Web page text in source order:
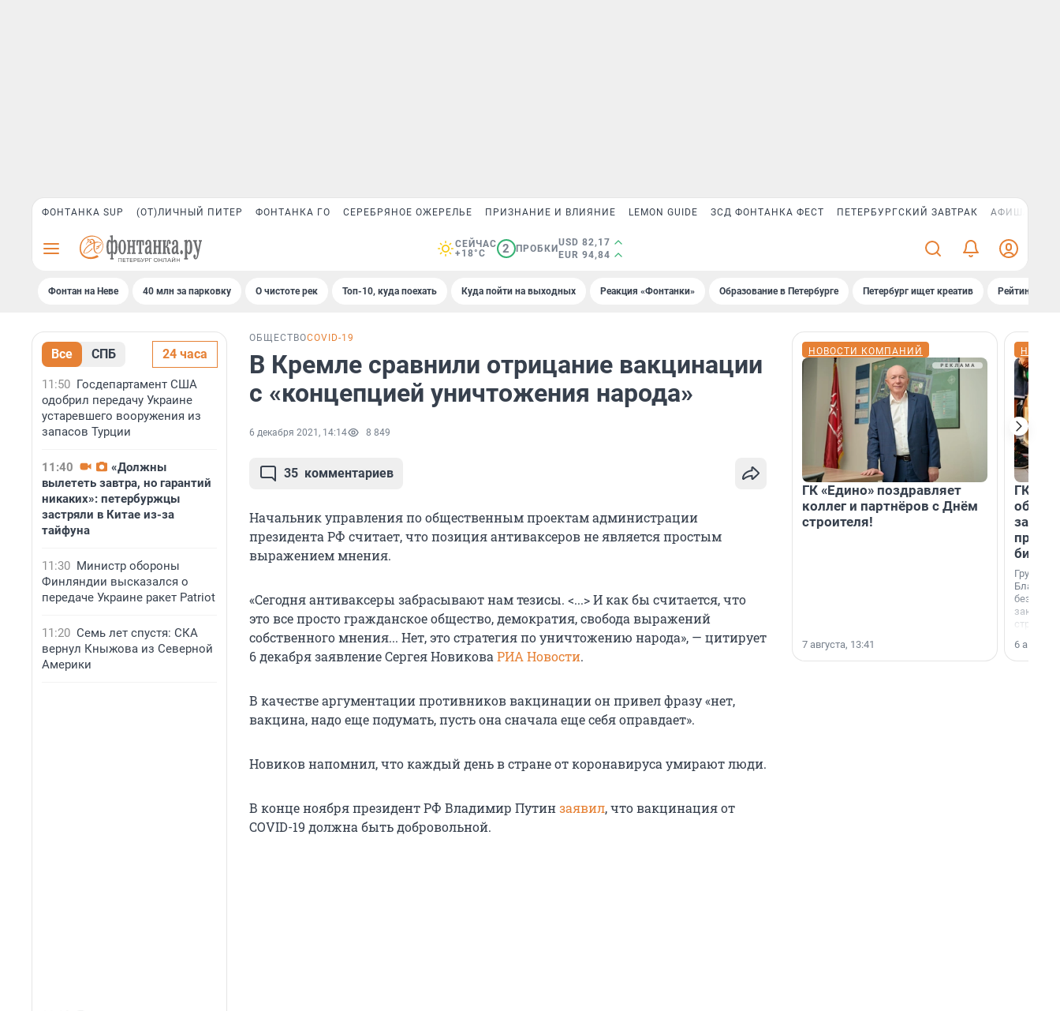
ФОНТАНКА SUP (ОТ)ЛИЧНЫЙ ПИТЕР ФОНТАНКА ГО СЕРЕБРЯНОЕ ОЖЕРЕЛЬЕ ПРИЗНАНИЕ И ВЛИЯНИЕ LEMON GUIDE ЗСД ФОНТАНКА ФЕСТ ПЕТЕРБУРГСКИЙ ЗАВТРАК АФИША PLUS
СЕЙЧАС
+18°C
2 ПРОБКИ
USD 82,17
EUR 94,84
Фонтан на Неве 40 млн за парковку О чистоте рек Топ-10, куда поехать Куда пойти на выходных Реакция «Фонтанки» Образование в Петербурге Петербург ищет креатив Рейтинги
Все СПБ 24 часа
11:50 Госдепартамент США
одобрил передачу Украине
устаревшего вооружения из
запасов Турции
11:40
«Должны
вылететь завтра, но гарантий
никаких»: петербуржцы
застряли в Китае из-за
тайфуна
11:30 Министр обороны
Финляндии высказался о
передаче Украине ракет Patriot
11:20 Семь лет спустя: СКА
вернул Кныжова из Северной
Америки
ОБЩЕСТВОCOVID-19
В Кремле сравнили отрицание вакцинации
с «концепцией уничтожения народа»
6 декабря 2021, 14:14 8 849
35 комментариев
Начальник управления по общественным проектам администрации
президента РФ считает, что позиция антиваксеров не является простым
выражением мнения.
«Сегодня антиваксеры забрасывают нам тезисы. <...> И как бы считается, что
это все просто гражданское общество, демократия, свобода выражений
собственного мнения... Нет, это стратегия по уничтожению народа», — цитирует
6 декабря заявление Сергея Новикова РИА Новости.
В качестве аргументации противников вакцинации он привел фразу «нет,
вакцина, надо еще подумать, пусть она сначала еще себя оправдает».
Новиков напомнил, что каждый день в стране от коронавируса умирают люди.
В конце ноября президент РФ Владимир Путинзаявил, что вакцинация от
COVID-19 должна быть добровольной.
НОВОСТИ КОМПАНИЙ
ГК «Едино» поздравляет
коллег и партнёров с Днём
строителя!
7 августа, 13:41
ГК
Группа
6